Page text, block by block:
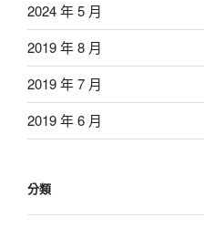
2024 年 5 月
2019 年 8 月
2019 年 7 月
2019 年 6 月
分類